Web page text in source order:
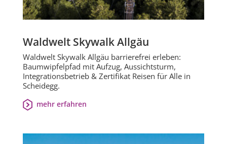
Waldwelt Skywalk Allgäu
Waldwelt Skywalk Allgäu barrierefrei erleben:
Baumwipfelpfad mit Aufzug, Aussichtsturm,
Integrationsbetrieb & Zertifikat Reisen für Alle in
Scheidegg.
mehr erfahren